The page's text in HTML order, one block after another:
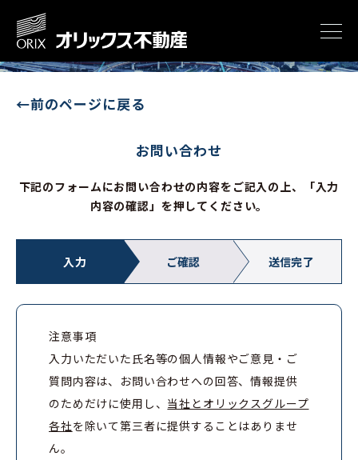
←前のページに戻る
お問い合わせ
下記のフォームにお問い合わせの内容をご記入の上、「入力
内容の確認」を押してください。
入力 ご確認 送信完了
注意事項
入力いただいた氏名等の個人情報やご意見・ご
質問内容は、お問い合わせへの回答、情報提供
のためだけに使用し、 当社とオリックスグループ
各社を除いて第三者に提供することはありませ
ん。